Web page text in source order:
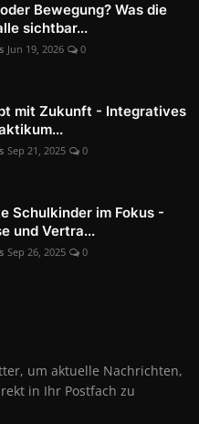
Bewegung? Was die
sichtbar...
Jun 19, 2026 0
mit Zukunft - Integratives
Sep 21, 2025 0
Schulkinder im Fokus -
und Vertra...
Sep 26, 2025 0
um aktuelle Nachrichten,
in Ihr Postfach zu